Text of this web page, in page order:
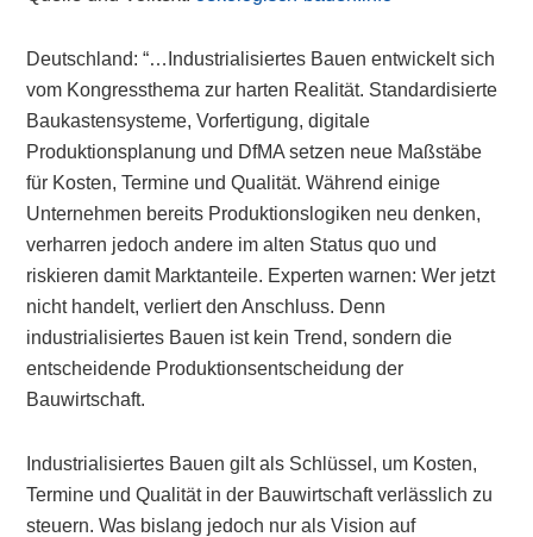
Deutschland: “…Industrialisiertes Bauen entwickelt sich
vom Kongressthema zur harten Realität. Standardisierte
Baukastensysteme, Vorfertigung, digitale
Produktionsplanung und DfMA setzen neue Maßstäbe
für Kosten, Termine und Qualität. Während einige
Unternehmen bereits Produktionslogiken neu denken,
verharren jedoch andere im alten Status quo und
riskieren damit Marktanteile. Experten warnen: Wer jetzt
nicht handelt, verliert den Anschluss. Denn
industrialisiertes Bauen ist kein Trend, sondern die
entscheidende Produktionsentscheidung der
Bauwirtschaft.
Industrialisiertes Bauen gilt als Schlüssel, um Kosten,
Termine und Qualität in der Bauwirtschaft verlässlich zu
steuern. Was bislang jedoch nur als Vision auf